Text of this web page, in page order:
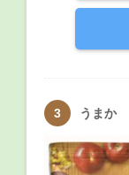
うまか